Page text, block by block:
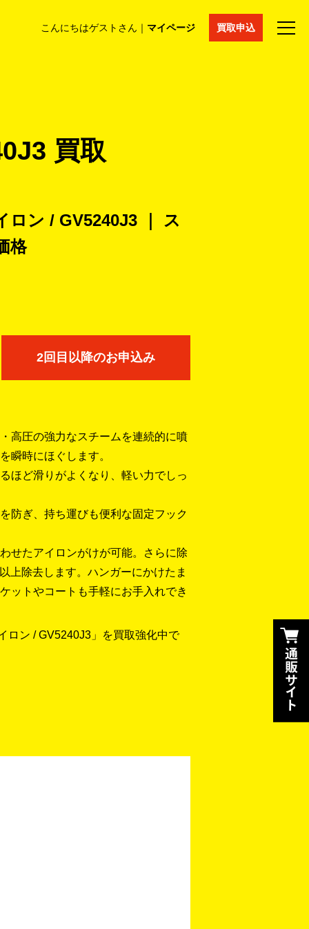
こんにちはゲストさん｜ マイページ 買取申込
コラム マイページ 採用情報 通販サイト
買取
ロン / GV5240J3 ｜ ス
格
2回目以降のお申込み
高圧の強力なスチームを連続的に噴
瞬時にほぐします。
ほど滑りがよくなり、軽い力でしっ
防ぎ、持ち運びも便利な固定フック
せたアイロンがけが可能。さらに除
上除去します。ハンガーにかけたま
ットやコートも手軽にお手入れでき
ロン / GV5240J3」を買取強化中で